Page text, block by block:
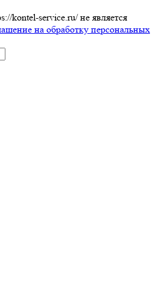
kontel-service.ru/ не является
на обработку персональных